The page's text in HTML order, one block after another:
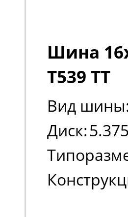
Шина
T539 TT
Вид шины:
Диск: